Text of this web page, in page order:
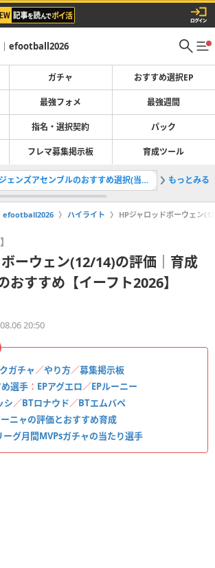
｜efootball2026
ガチャ おすすめ選択EP
最強フォメ 最強週間
指名・選択契約 パック
フレマ募集掲示板 育成ツール
無料エピックレジェンズアセンブルのおすすめ選択(当たり)選手ランキングと引き方 2ガチャ
もっとみる
efootball2026 ハイライト HPジャロッドボーウェン
ーウェン(12/14)の評価｜育成
おすすめ【イーフト2026】
20:50
ガチャ／やり方／募集掲示板
選手 ： EPアグエロ／EPルーニー
シ／BTロナウド／BTエムバペ
ニャの評価とおすすめ育成
ーグ月間MVPsガチャの当たり選手